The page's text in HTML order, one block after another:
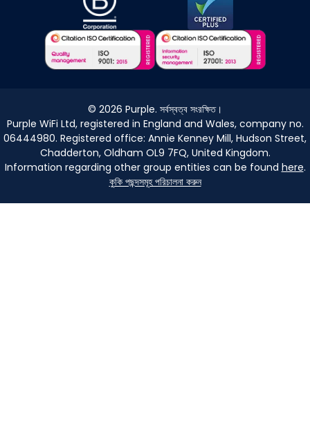
© 2026 Purple. সর্বস্বত্ব সংরক্ষিত।
Purple WiFi Ltd, registered in England and Wales, company no.
06444980. Registered office: Annie Kenney Mill, Hudson Street,
Chadderton, Oldham OL9 7FQ, United Kingdom.
Information regarding other group entities can be found here.
কুকি পছন্দসমূহ পরিচালনা করুন